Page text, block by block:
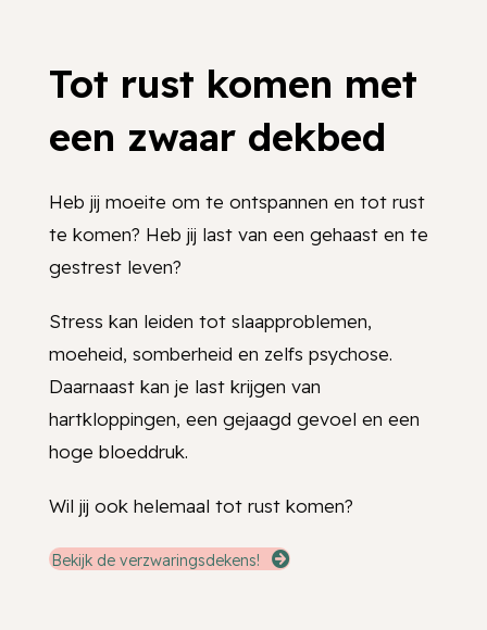
Tot rust komen met
een zwaar dekbed
Heb jij moeite om te ontspannen en tot rust
te komen? Heb jij last van een gehaast en te
gestrest leven?
Stress kan leiden tot slaapproblemen,
moeheid, somberheid en zelfs psychose.
Daarnaast kan je last krijgen van
hartkloppingen, een gejaagd gevoel en een
hoge bloeddruk.
Wil jij ook helemaal tot rust komen?
Bekijk de verzwaringsdekens!